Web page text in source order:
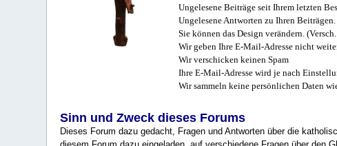
Ungelesene Beiträge seit Ihrem letzten
Ungelesene Antworten zu Ihren Beiträgen.
Sie können das Design verändern.
Wir geben Ihre E-Mail-Adresse nicht
Wir verschicken keinen Spam
Ihre E-Mail-Adresse wird je nach
Wir sammeln keine persönlichen Daten
Sinn und Zweck dieses Forums
Dieses Forum dazu gedacht, Fragen und Antworten über die